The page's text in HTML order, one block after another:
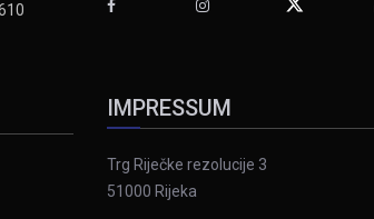
IMPRESSUM
Trg Riječke rezolucije 3
51000 Rijeka